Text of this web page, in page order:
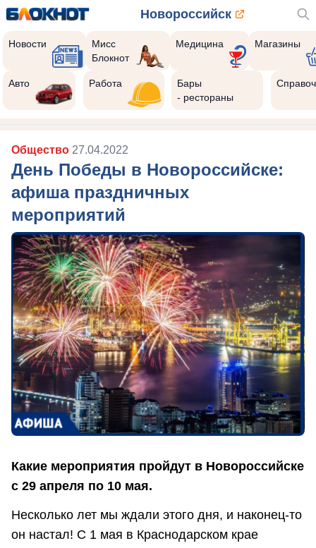
Новороссийск
Новости
Мисс
Блокнот
Медицина Магазины
Авто Работа
Бары
- рестораны
Общество 27.04.2022
День Победы в Новороссийске:
афиша праздничных
мероприятий
Какие мероприятия пройдут в Новороссийске
с 29 апреля по 10 мая.
Несколько лет мы ждали этого дня, и наконец-то
он настал! С 1 мая в Краснодарском крае